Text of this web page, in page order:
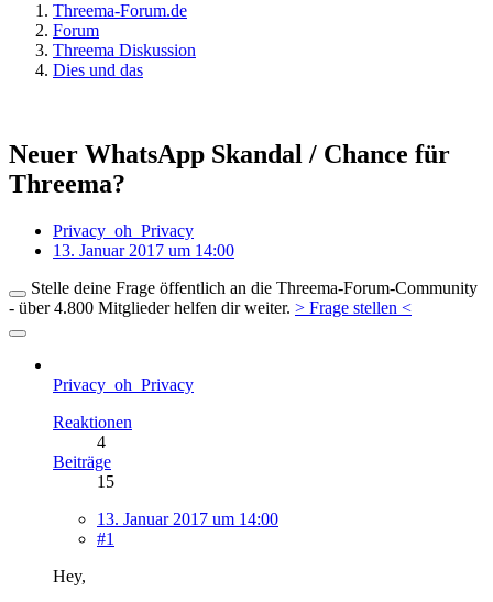
Threema-Forum.de
Forum
Threema Diskussion
Dies und das
Neuer WhatsApp Skandal / Chance für
Threema?
Privacy_oh_Privacy
13. Januar 2017 um 14:00
Stelle deine Frage öffentlich an die Threema-Forum-Community
- über 4.800 Mitglieder helfen dir weiter. > Frage stellen <
Privacy_oh_Privacy
Reaktionen
4
Beiträge
15
13. Januar 2017 um 14:00
#1
Hey,